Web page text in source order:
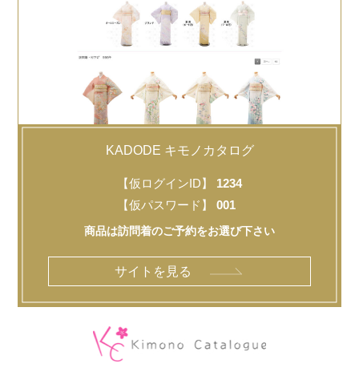
KADODE キモノカタログ
【仮ログインID】 1234
【仮パスワード】 001
商品は訪問着のご予約をお選び下さい
サイトを見る